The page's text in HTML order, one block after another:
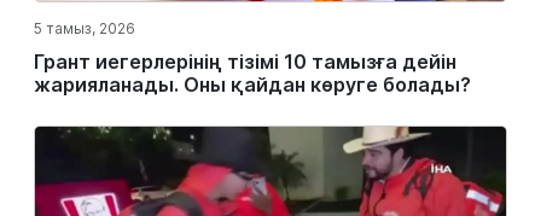
5 тамыз, 2026
Грант иегерлерінің тізімі 10 тамызға дейін
жарияланады. Оны қайдан көруге болады?